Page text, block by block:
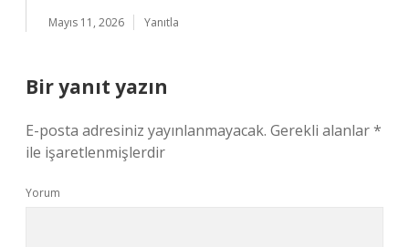
Mayıs 11, 2026 Yanıtla
Bir yanıt yazın
E-posta adresiniz yayınlanmayacak. Gerekli alanlar*
ile işaretlenmişlerdir
Yorum